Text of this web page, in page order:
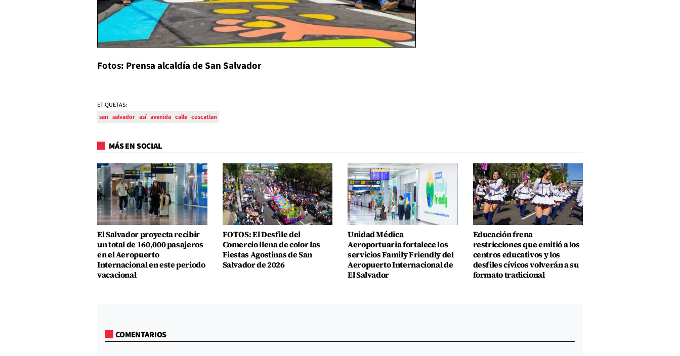
Fotos: Prensa alcaldía de San Salvador
ETIQUETAS:
san salvador así avenida calle cuscatlan
MÁS EN SOCIAL
El Salvador proyecta recibir
un total de 160,000 pasajeros
en el Aeropuerto
Internacional en este periodo
vacacional
FOTOS: El Desfile del
Comercio llena de color las
Fiestas Agostinas de San
Salvador de 2026
Unidad Médica
Aeroportuaria fortalece los
servicios Family Friendly del
Aeropuerto Internacional de
El Salvador
Educación frena
restricciones que emitió a los
centros educativos y los
desfiles cívicos volverán a su
formato tradicional
COMENTARIOS